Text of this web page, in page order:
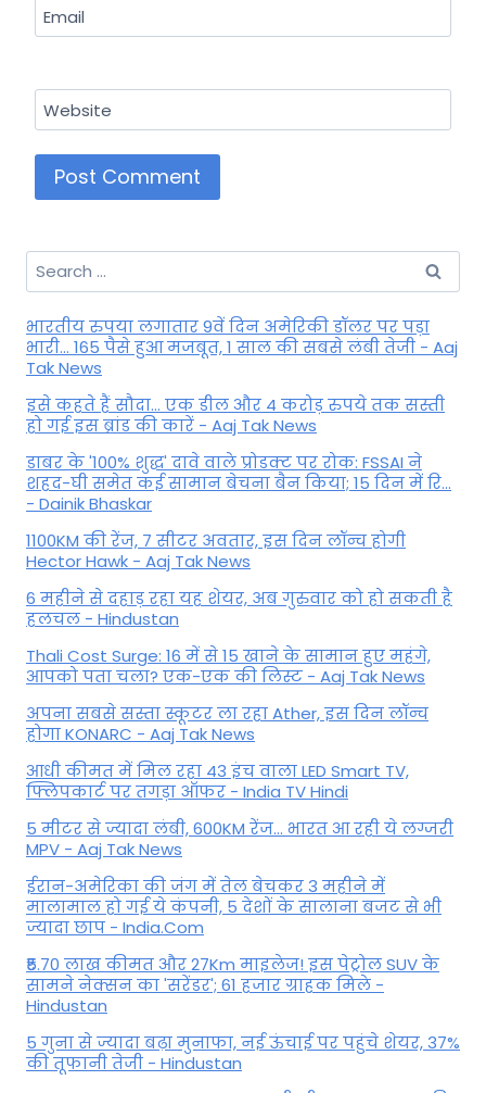
Email
Website
Search
for:
भारतीय रुपया लगातार 9वें दिन अमेरिकी डॉलर पर पड़ा
भारी... 165 पैसे हुआ मजबूत, 1 साल की सबसे लंबी तेजी - Aaj
Tak News
इसे कहते हैं सौदा... एक डील और 4 करोड़ रुपये तक सस्ती
हो गई इस ब्रांड की कारें - Aaj Tak News
डाबर के '100% शुद्ध' दावे वाले प्रोडक्ट पर रोक: FSSAI ने
शहद-घी समेत कई सामान बेचना बैन किया; 15 दिन में रि...
- Dainik Bhaskar
1100KM की रेंज, 7 सीटर अवतार, इस दिन लॉन्च होगी
Hector Hawk - Aaj Tak News
6 महीने से दहाड़ रहा यह शेयर, अब गुरुवार को हो सकती है
हलचल - Hindustan
Thali Cost Surge: 16 में से 15 खाने के सामान हुए महंगे,
आपको पता चला? एक-एक की लिस्ट - Aaj Tak News
अपना सबसे सस्ता स्कूटर ला रहा Ather, इस दिन लॉन्च
होगा KONARC - Aaj Tak News
आधी कीमत में मिल रहा 43 इंच वाला LED Smart TV,
फ्लिपकार्ट पर तगड़ा ऑफर - India TV Hindi
5 मीटर से ज्यादा लंबी, 600KM रेंज... भारत आ रही ये लग्जरी
MPV - Aaj Tak News
ईरान-अमेरिका की जंग में तेल बेचकर 3 महीने में
मालामाल हो गई ये कंपनी, 5 देशों के सालाना बजट से भी
ज्यादा छाप - India.Com
₹5.70 लाख कीमत और 27Km माइलेज! इस पेट्रोल SUV के
सामने नेक्सन का 'सरेंडर'; 61 हजार ग्राहक मिले -
Hindustan
5 गुना से ज्यादा बढ़ा मुनाफा, नई ऊंचाई पर पहुंचे शेयर, 37%
की तूफानी तेजी - Hindustan